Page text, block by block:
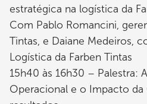
estratégica na logística da
Com Pablo Romancini,
Tintas, e Daiane Medeiros,
Logística da Farben Tintas
15h40 às 16h30 – Palestra:
Operacional e o Impacto da